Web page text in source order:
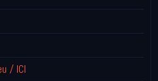
/ ICI